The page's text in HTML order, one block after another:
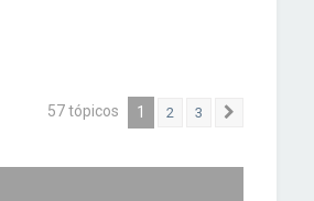
57 tópicos 1 2 3